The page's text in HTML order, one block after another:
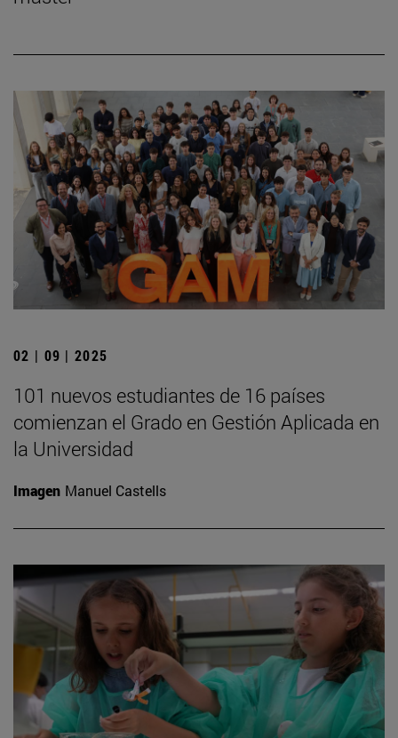
02 | 09 | 2025
101 nuevos estudiantes de 16 países
comienzan el Grado en Gestión Aplicada en
la Universidad
Imagen Manuel Castells